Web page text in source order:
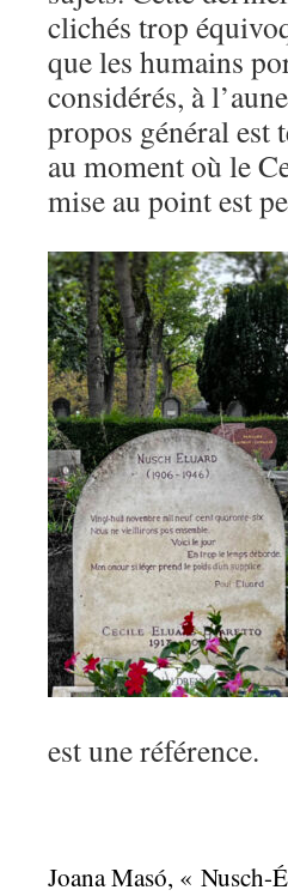
clichés trop
que les humains
considérés, à
propos général est
au moment où le
mise au point est
est une référence.
Joana Masó, « Nusch-